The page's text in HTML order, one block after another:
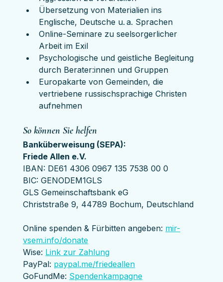
Übersetzung von Materialien ins
Englische, Deutsche u. a. Sprachen
Online-Seminare zu seelsorgerlicher
Arbeit im Exil
Psychologische und geistliche Begleitung
durch Berater:innen und Gruppen
Europakarte von Gemeinden, die
vertriebene russischsprachige Christen
aufnehmen
So können Sie helfen
Banküberweisung (SEPA):
Friede Allen e.V.
IBAN: DE61 4306 0967 135 7538 00 0
BIC: GENODEM1GLS
GLS Gemeinschaftsbank eG
Christstraße 9, 44789 Bochum, Deutschland
Online spenden & Fürbitten angeben: mir-
vsem.info/donate
Wise: Link zur Zahlung
PayPal: paypal.me/friedeallen
GoFundMe: Spendenkampagne